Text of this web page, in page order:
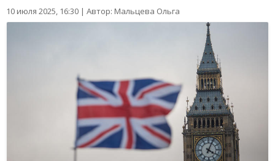
10 июля 2025, 16:30 | Автор: Мальцева Ольга